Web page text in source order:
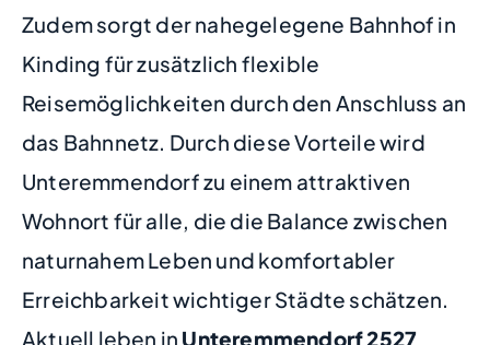
Zudem sorgt der nahegelegene Bahnhof in
Kinding für zusätzlich flexible
Reisemöglichkeiten durch den Anschluss an
das Bahnnetz. Durch diese Vorteile wird
Unteremmendorf zu einem attraktiven
Wohnort für alle, die die Balance zwischen
naturnahem Leben und komfortabler
Erreichbarkeit wichtiger Städte schätzen.
Aktuell leben in Unteremmendorf2527